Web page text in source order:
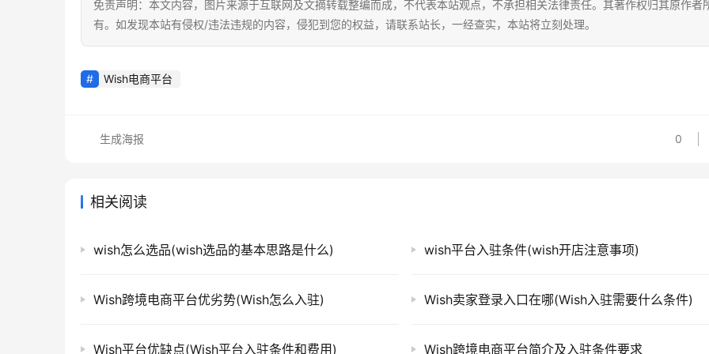
免责声明：本文内容，图片来源于互联网及文摘转载整编而成，不代表本站观点，不承担相关法律责任。其著作权归其原作者
有。如发现本站有侵权/违法违规的内容，侵犯到您的权益，请联系站长，一经查实，本站将立刻处理。
Wish电商平台
0
生成海报
相关阅读
wish怎么选品(wish选品的基本思路是什么) wish平台入驻条件(wish开店注意事项)
Wish跨境电商平台优劣势(Wish怎么入驻) Wish卖家登录入口在哪(Wish入驻需要什么条件)
Wish平台优缺点(Wish平台入驻条件和费用) Wish跨境电商平台简介及入驻条件要求